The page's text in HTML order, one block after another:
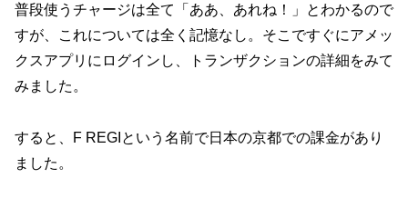
普段使うチャージは全て「ああ、あれね！」とわかるので
すが、これについては全く記憶なし。そこですぐにアメッ
クスアプリにログインし、トランザクションの詳細をみて
みました。
すると、F REGIという名前で日本の京都での課金があり
ました。